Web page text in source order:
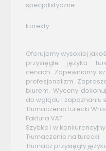
specjalistyczne
korekty
Oferujemy wysokiej
przysięgłe języka
cenach. Zapewniamy
profesjonalizm.
biurem. Wyceny
do wglądu i zapoznaniu
Tłumaczenia turecki
Faktura VAT
Szybko i w
Tłumaczenia na turecki
Tłumacz przysięgły